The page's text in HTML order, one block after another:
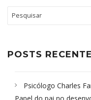
POSTS
Psicólogo Charles